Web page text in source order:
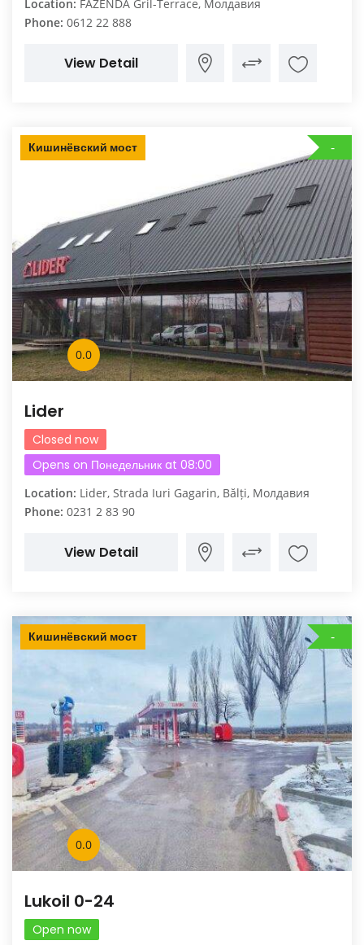
Location: FAZENDA Gril-Terrace, Молдавия
Phone: 0612 22 888
View Detail
Кишинёвский мост
0.0
Lider
Closed now
Opens on Понедельник at 08:00
Location: Lider, Strada Iuri Gagarin, Bălți, Молдавия
Phone: 0231 2 83 90
View Detail
Кишинёвский мост
0.0
Lukoil 0-24
Open now